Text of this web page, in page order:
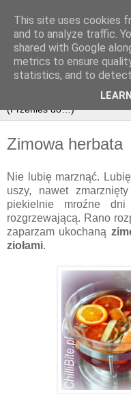
Zimowa herbata
Nie lubię marznąć. Lubię
uszy, nawet
piekielnie mroźne
rozgrzewającą. Rano
zaparzam ukochaną
ziołami.
This site uses cookies
and to analyze traffic.
shared with Google
metrics to ensure
statistics, and to detect